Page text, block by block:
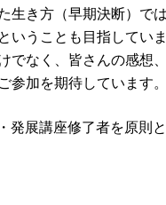
生き方（早期決断）で
いうことも目指してい
でなく、皆さんの感想
加を期待しています。
展講座修了者を原則と